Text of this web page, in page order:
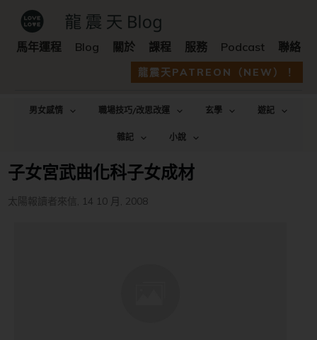
馬年運程 Blog 關於 課程 服務 Podcast 聯絡
龍震天PATREON（NEW）！
男女感情 職場技巧/改思改運 玄學
遊記
雜記
小說
子女宮武曲化科子女成材
太陽報讀者來信 , 14 10 月, 2008